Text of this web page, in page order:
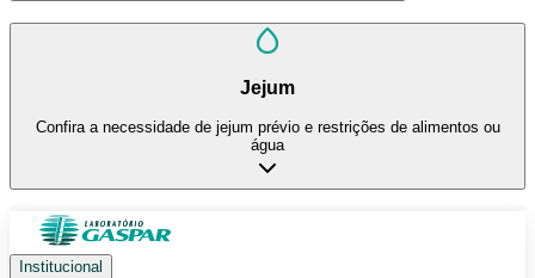
Jejum
Confira a necessidade de jejum prévio e restrições de alimentos ou
água
Institucional